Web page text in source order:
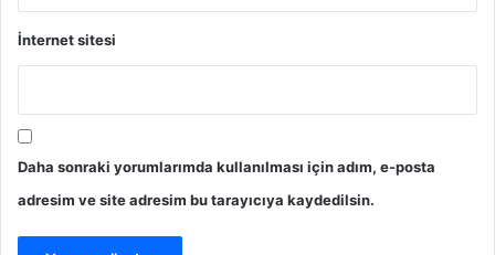
İnternet sitesi
Daha sonraki yorumlarımda kullanılması için adım, e-posta
adresim ve site adresim bu tarayıcıya kaydedilsin.